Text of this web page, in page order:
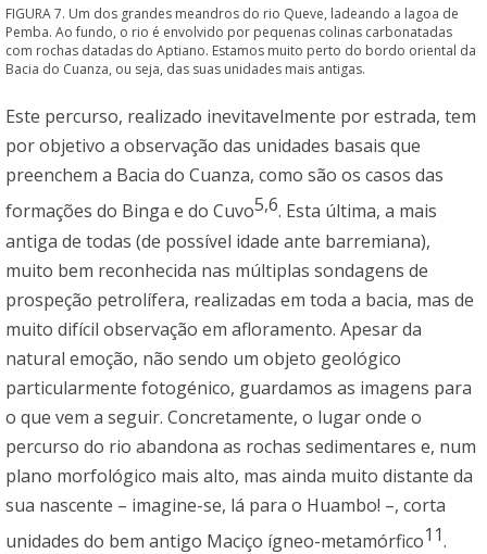
FIGURA 7. Um dos grandes meandros do rio Queve, ladeando a lagoa de
Pemba. Ao fundo, o rio é envolvido por pequenas colinas carbonatadas
com rochas datadas do Aptiano. Estamos muito perto do bordo oriental da
Bacia do Cuanza, ou seja, das suas unidades mais antigas.
Este percurso, realizado inevitavelmente por estrada, tem
por objetivo a observação das unidades basais que
preenchem a Bacia do Cuanza, como são os casos das
formações do Binga e do Cuvo5,6. Esta última, a mais
antiga de todas (de possível idade ante barremiana),
muito bem reconhecida nas múltiplas sondagens de
prospeção petrolífera, realizadas em toda a bacia, mas de
muito difícil observação em afloramento. Apesar da
natural emoção, não sendo um objeto geológico
particularmente fotogénico, guardamos as imagens para
o que vem a seguir. Concretamente, o lugar onde o
percurso do rio abandona as rochas sedimentares e, num
plano morfológico mais alto, mas ainda muito distante da
sua nascente – imagine-se, lá para o Huambo! –, corta
unidades do bem antigo Maciço ígneo-metamórfico11.